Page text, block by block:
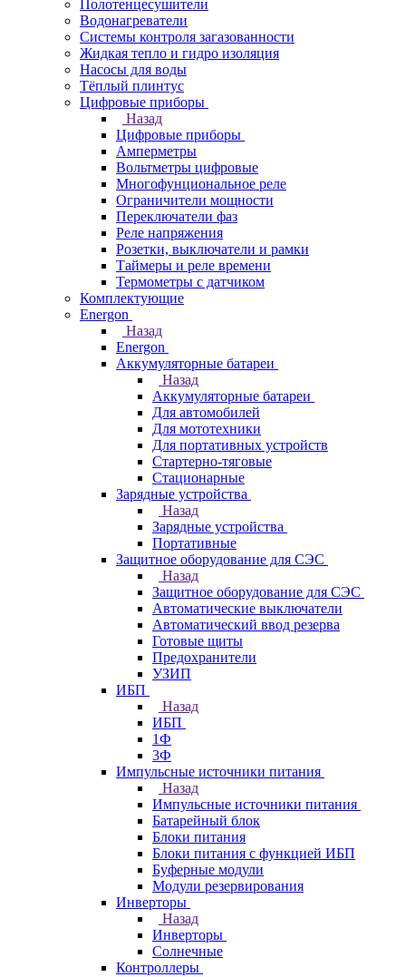
Полотенцесушители
Водонагреватели
Системы контроля загазованности
Жидкая тепло и гидро изоляция
Насосы для воды
Тёплый плинтус
Цифровые приборы
Назад
Цифровые приборы
Амперметры
Вольтметры цифровые
Многофунциональное реле
Ограничители мощности
Переключатели фаз
Реле напряжения
Розетки, выключатели и рамки
Таймеры и реле времени
Термометры c датчиком
Комплектующие
Energon
Назад
Energon
Аккумуляторные батареи
Назад
Аккумуляторные батареи
Для автомобилей
Для мототехники
Для портативных устройств
Стартерно-тяговые
Стационарные
Зарядные устройства
Назад
Зарядные устройства
Портативные
Защитное оборудование для СЭС
Назад
Защитное оборудование для СЭС
Автоматические выключатели
Автоматический ввод резерва
Готовые щиты
Предохранители
УЗИП
ИБП
Назад
ИБП
1Ф
3Ф
Импульсные источники питания
Назад
Импульсные источники питания
Батарейный блок
Блоки питания
Блоки питания с функцией ИБП
Буферные модули
Модули резервирования
Инверторы
Назад
Инверторы
Солнечные
Контроллеры